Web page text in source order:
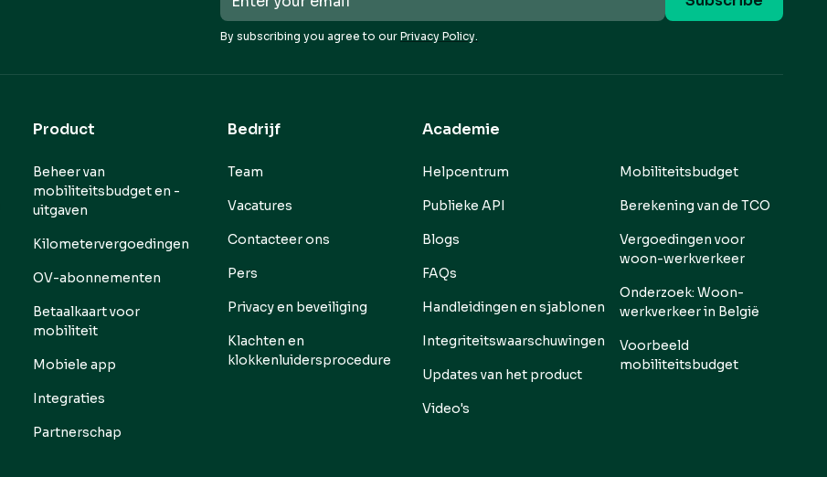
By subscribing you agree to our Privacy Policy.
Product
Beheer van
mobiliteitsbudget en -
uitgaven
Kilometervergoedingen
OV-abonnementen
Betaalkaart voor
mobiliteit
Mobiele app
Integraties
Partnerschap
Bedrijf
Team
Vacatures
Contacteer ons
Pers
Privacy en beveiliging
Klachten en
klokkenluidersprocedure
Academie
Helpcentrum
Publieke API
Blogs
FAQs
Handleidingen en sjablonen
Integriteitswaarschuwingen
Updates van het product
Video's
Mobiliteitsbudget
Berekening van de TCO
Vergoedingen voor
woon-werkverkeer
Onderzoek: Woon-
werkverkeer in België
Voorbeeld
mobiliteitsbudget